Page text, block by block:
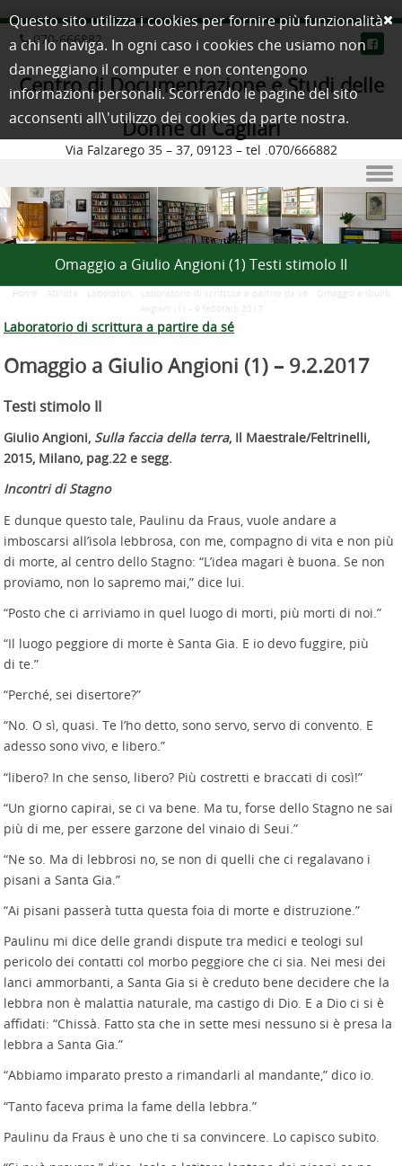
070-666882
Centro di Documentazione e Studi delle
Donne di Cagliari
Via Falzarego 35 – 37, 09123 – tel .070/666882
Skip to content
Omaggio a Giulio Angioni (1) Testi stimolo II
Home Attività Laboratori Laboratorio di scrittura a partire da sé
Omaggio a Giulio
Angioni (1) – 9 febbraio 2017
Laboratorio di scrittura a partire da sé
Omaggio a Giulio Angioni (1) – 9.2.2017
Testi stimolo II
Giulio Angioni, Sulla faccia della terra, Il Maestrale/Feltrinelli,
2015, Milano, pag.22 e segg.
Incontri di Stagno
E dunque questo tale, Paulinu da Fraus, vuole andare a
imboscarsi all’isola lebbrosa, con me, compagno di vita e non più
di morte, al centro dello Stagno: “L’idea magari è buona. Se non
proviamo, non lo sapremo mai,” dice lui.
“Posto che ci arriviamo in quel luogo di morti, più morti di noi.”
“Il luogo peggiore di morte è Santa Gia. E io devo fuggire, più
di te.”
“Perché, sei disertore?”
“No. O sì, quasi. Te l’ho detto, sono servo, servo di convento. E
adesso sono vivo, e libero.”
“libero? In che senso, libero? Più costretti e braccati di così!”
“Un giorno capirai, se ci va bene. Ma tu, forse dello Stagno ne sai
più di me, per essere garzone del vinaio di Seui.”
“Ne so. Ma di lebbrosi no, se non di quelli che ci regalavano i
pisani a Santa Gia.”
“Ai pisani passerà tutta questa foia di morte e distruzione.”
Paulinu mi dice delle grandi dispute tra medici e teologi sul
pericolo dei contatti col morbo peggiore che ci sia. Nei mesi dei
lanci ammorbanti, a Santa Gia si è creduto bene decidere che la
lebbra non è malattia naturale, ma castigo di Dio. E a Dio ci si è
affidati: “Chissà. Fatto sta che in sette mesi nessuno si è presa la
lebbra a Santa Gia.”
“Abbiamo imparato presto a rimandarli al mandante,” dico io.
“Tanto faceva prima la fame della lebbra.”
Paulinu da Fraus è uno che ti sa convincere. Lo capisco subito.
Questo sito utilizza i cookies per fornire più funzionalità
a chi lo naviga. In ogni caso i cookies che usiamo non
danneggiano il computer e non contengono
informazioni personali. Scorrendo le pagine del sito
acconsenti all\'utilizzo dei cookies da parte nostra.